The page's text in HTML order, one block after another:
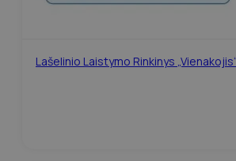
Lašelinio Laistymo Rinkinys